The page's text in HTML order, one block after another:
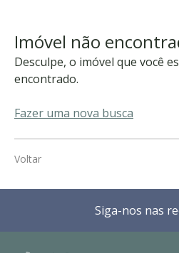
Imóvel não
Desculpe, o imóvel que você
encontrado.
Fazer uma nova busca
Voltar
Siga-nos nas